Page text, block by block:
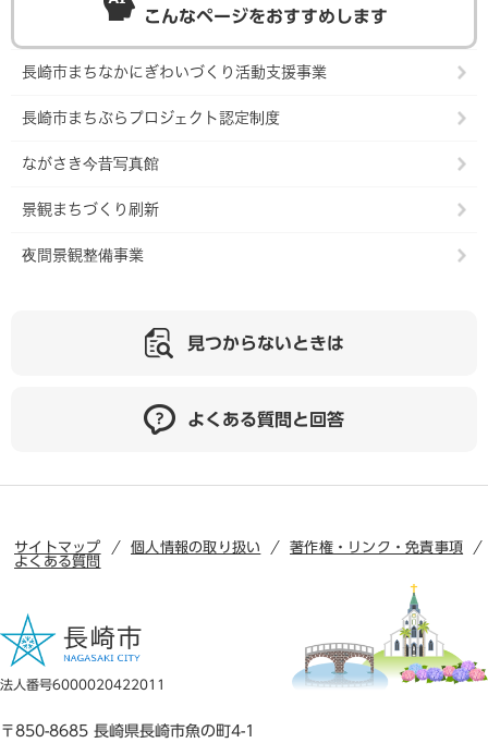
こんなページをおすすめします
長崎市まちなかにぎわいづくり活動支援事業
長崎市まちぶらプロジェクト認定制度
ながさき今昔写真館
景観まちづくり刷新
夜間景観整備事業
見つからないときは
よくある質問と回答
サイトマップ 個人情報の取り扱い
著作権・リンク・免責事項
よくある質問
法人番号6000020422011
〒850-8685 長崎県長崎市魚の町4-1